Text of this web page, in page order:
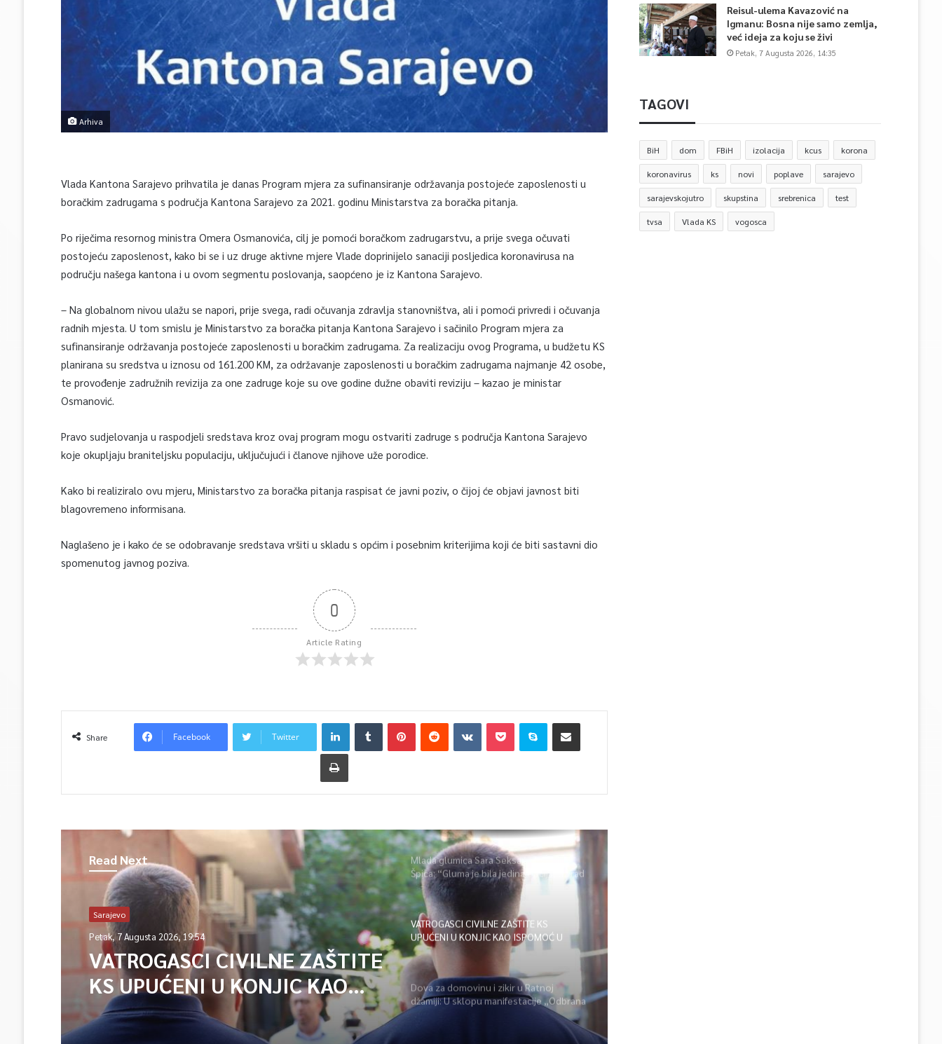
Arhiva
Vlada Kantona Sarajevo prihvatila je danas Program mjera za sufinansiranje održavanja postojeće zaposlenosti u
boračkim zadrugama s područja Kantona Sarajevo za 2021. godinu Ministarstva za boračka pitanja.
Po riječima resornog ministra Omera Osmanovića, cilj je pomoći boračkom zadrugarstvu, a prije svega očuvati
postojeću zaposlenost, kako bi se i uz druge aktivne mjere Vlade doprinijelo sanaciji posljedica koronavirusa na
području našega kantona i u ovom segmentu poslovanja, saopćeno je iz Kantona Sarajevo.
– Na globalnom nivou ulažu se napori, prije svega, radi očuvanja zdravlja stanovništva, ali i pomoći privredi i očuvanja
radnih mjesta. U tom smislu je Ministarstvo za boračka pitanja Kantona Sarajevo i sačinilo Program mjera za
sufinansiranje održavanja postojeće zaposlenosti u boračkim zadrugama. Za realizaciju ovog Programa, u budžetu KS
planirana su sredstva u iznosu od 161.200 KM, za održavanje zaposlenosti u boračkim zadrugama najmanje 42 osobe,
te provođenje zadružnih revizija za one zadruge koje su ove godine dužne obaviti reviziju – kazao je ministar
Osmanović.
Pravo sudjelovanja u raspodjeli sredstava kroz ovaj program mogu ostvariti zadruge s područja Kantona Sarajevo
koje okupljaju braniteljsku populaciju, uključujući i članove njihove uže porodice.
Kako bi realiziralo ovu mjeru, Ministarstvo za boračka pitanja raspisat će javni poziv, o čijoj će objavi javnost biti
blagovremeno informisana.
Naglašeno je i kako će se odobravanje sredstava vršiti u skladu s općim i posebnim kriterijima koji će biti sastavni dio
spomenutog javnog poziva.
0
Article Rating
Share Facebook Twitter
Read Next
Sarajevo
Petak, 7 Augusta 2026, 19:54
VATROGASCI CIVILNE ZAŠTITE
KS UPUĆENI U KONJIC KAO
ISPOMOĆ U GAŠENJU POŽARA
Mlada glumica Sara Seksan u emisiji
Špica: “Gluma je bila jedina opcija, uz rad
i disciplinu sve je moguće”
VATROGASCI CIVILNE ZAŠTITE KS
UPUĆENI U KONJIC KAO ISPOMOĆ U
GAŠENJU POŽARA
Dova za domovinu i zikir u Ratnoj
džamiji: U sklopu manifestacije „Odbrana
BiH – Igman 2026“ odana počast
Reisul-ulema Kavazović na
Igmanu: Bosna nije samo zemlja,
već ideja za koju se živi
Petak, 7 Augusta 2026, 14:35
TAGOVI
BiH dom FBiH izolacija kcus korona
koronavirus ks novi poplave sarajevo
sarajevskojutro skupstina srebrenica test
tvsa Vlada KS vogosca